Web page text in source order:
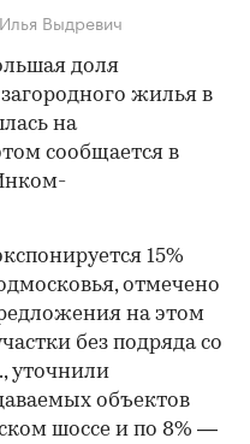
Выдревич
доля
жилья в
на
сообщается в
15%
отмечено
на этом
без подряда со
уточнили
объектов
шоссе и по 8% —